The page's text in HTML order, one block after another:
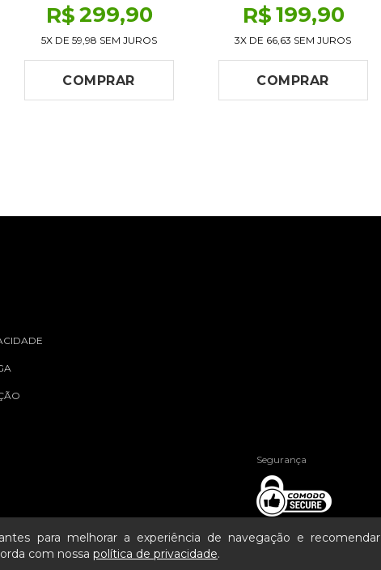
R$299,90
5X DE 59,98 SEM JUROS
COMPRAR
R$199,90
3X DE 66,63 SEM JUROS
COMPRAR
Segurança
para melhorar a experiência de navegação e recomendar
com nossa política de privacidade.